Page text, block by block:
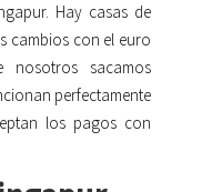
Hay casas de
cambios con el euro
nosotros sacamos
perfectamente
los pagos con